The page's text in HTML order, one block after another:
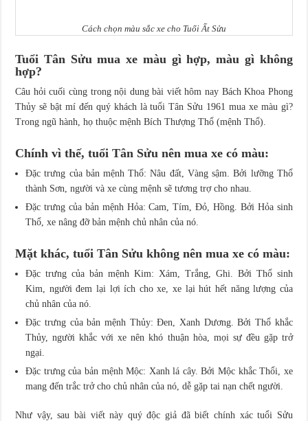
Cách chọn màu sắc xe cho Tuổi Ất Sửu
Tuổi Tân Sửu mua xe màu gì hợp, màu gì không
hợp?
Câu hỏi cuối cùng trong nội dung bài viết hôm nay Bách Khoa Phong
Thủy sẽ bật mí đến quý khách là tuổi Tân Sửu 1961 mua xe màu gì?
Trong ngũ hành, họ thuộc mệnh Bích Thượng Thổ (mệnh Thổ).
Chính vì thế, tuổi Tân Sửu nên mua xe có màu:
Đặc trưng của bản mệnh Thổ: Nâu đất, Vàng sậm. Bởi lưỡng Thổ
thành Sơn, người và xe cùng mệnh sẽ tương trợ cho nhau.
Đặc trưng của bản mệnh Hỏa: Cam, Tím, Đỏ, Hồng. Bởi Hỏa sinh
Thổ, xe nâng đỡ bản mệnh chủ nhân của nó.
Mặt khác, tuổi Tân Sửu không nên mua xe có màu:
Đặc trưng của bản mệnh Kim: Xám, Trắng, Ghi. Bởi Thổ sinh
Kim, người đem lại lợi ích cho xe, xe lại hút hết năng lượng của
chủ nhân của nó.
Đặc trưng của bản mệnh Thủy: Đen, Xanh Dương. Bởi Thổ khắc
Thủy, người khắc với xe nên khó thuận hòa, mọi sự đều gặp trở
ngại.
Đặc trưng của bản mệnh Mộc: Xanh lá cây. Bởi Mộc khắc Thổi, xe
mang đến trắc trở cho chủ nhân của nó, dễ gặp tai nạn chết người.
Như vậy, sau bài viết này quý độc giả đã biết chính xác tuổi Sửu